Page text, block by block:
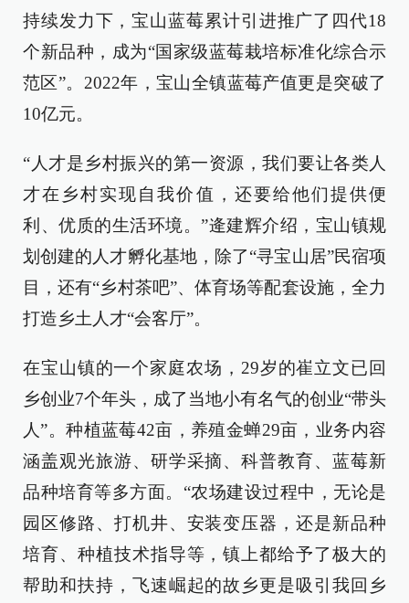
持续发力下，宝山蓝莓累计引进推广了四代18
个新品种，成为“国家级蓝莓栽培标准化综合示
范区”。2022年，宝山全镇蓝莓产值更是突破了
10亿元。
“人才是乡村振兴的第一资源，我们要让各类人
才在乡村实现自我价值，还要给他们提供便
利、优质的生活环境。”逄建辉介绍，宝山镇规
划创建的人才孵化基地，除了“寻宝山居”民宿项
目，还有“乡村茶吧”、体育场等配套设施，全力
打造乡土人才“会客厅”。
在宝山镇的一个家庭农场，29岁的崔立文已回
乡创业7个年头，成了当地小有名气的创业“带头
人”。种植蓝莓42亩，养殖金蝉29亩，业务内容
涵盖观光旅游、研学采摘、科普教育、蓝莓新
品种培育等多方面。“农场建设过程中，无论是
园区修路、打机井、安装变压器，还是新品种
培育、种植技术指导等，镇上都给予了极大的
帮助和扶持，飞速崛起的故乡更是吸引我回乡